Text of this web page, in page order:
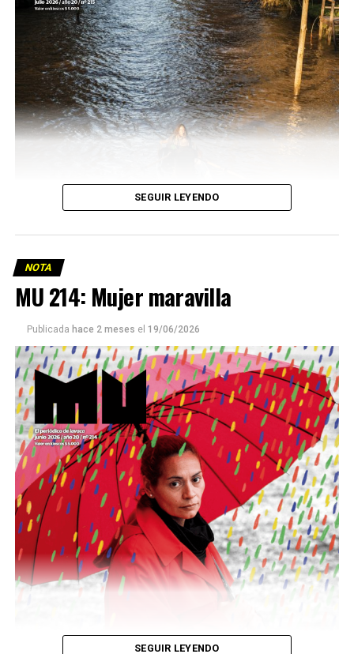
Este número 215 de MU ☝️viene con doble tapa, que
podría ser una frase:
Sin chamuyo, a remarla.
Descargar la Mu en PDF
SEGUIR LEYENDO
NOTA
MU 214: Mujer maravilla
Publicada hace 2 meses el 19/06/2026
SEGUIR LEYENDO